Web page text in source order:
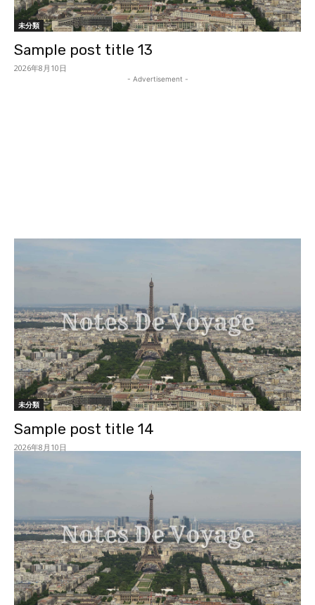
未分類
Sample post title 13
2026年8月10日
- Advertisement -
未分類
Sample post title 14
2026年8月10日